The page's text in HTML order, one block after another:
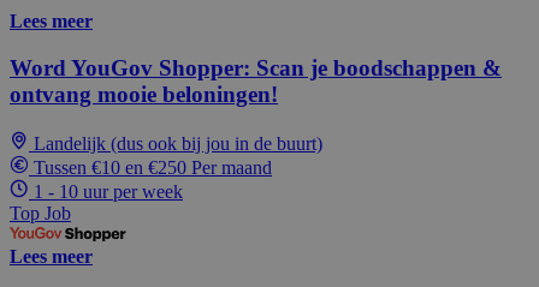
Lees meer
Word YouGov Shopper: Scan je boodschappen &
ontvang mooie beloningen!
Landelijk (dus ook bij jou in de buurt)
Tussen €10 en €250 Per maand
1 - 10 uur per week
Top Job
Lees meer